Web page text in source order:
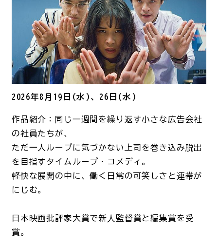
2026年8月19日(水)、26日(水)
作品紹介：同じ一週間を繰り返す小さな広告会社
の社員たちが、
ただ一人ループに気づかない上司を巻き込み脱出
を目指すタイムループ・コメディ。
軽快な展開の中に、働く日常の可笑しさと連帯が
にじむ。
日本映画批評家大賞で新⼈監督賞と編集賞を受
賞。